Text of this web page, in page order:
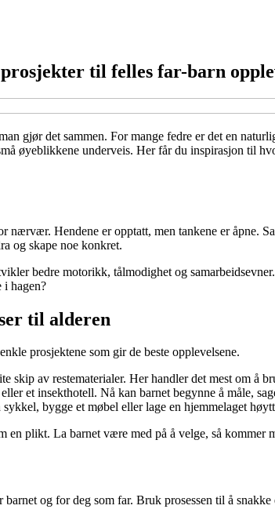
til felles far-barn
gjør det sammen. For mange fedre er det en
øyeblikkene underveis. Her får du inspirasjon til
Hendene er opptatt, men tankene er åpne.
og skape noe konkret.
bedre motorikk, tålmodighet og
i hagen?
til alderen
prosjektene som gir de beste opplevelsene.
skip av restematerialer. Her handler det mest om å
et insekthotell. Nå kan barnet begynne å måle,
bygge et møbel eller lage en hjemmelaget
plikt. La barnet være med på å velge, så kommer
og for deg som far. Bruk prosessen til å